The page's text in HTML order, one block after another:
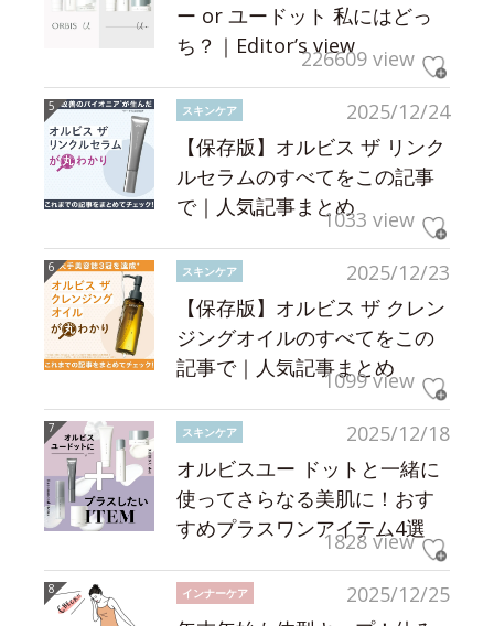
ー or ユードット 私にはどっ
ち？｜Editor’s view226609 view
2025/12/24
スキンケア
【保存版】オルビス ザ リンク
ルセラムのすべてをこの記事
で｜人気記事まとめ1033 view
2025/12/23
スキンケア
【保存版】オルビス ザ クレン
ジングオイルのすべてをこの
記事で｜人気記事まとめ
1099 view
2025/12/18
スキンケア
オルビスユー ドットと一緒に
使ってさらなる美肌に！おす
すめプラスワンアイテム4選
1828 view
2025/12/25
インナーケア